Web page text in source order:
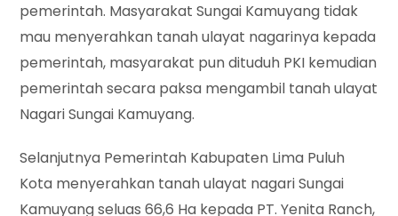
pemerintah. Masyarakat Sungai Kamuyang tidak
mau menyerahkan tanah ulayat nagarinya kepada
pemerintah, masyarakat pun dituduh PKI kemudian
pemerintah secara paksa mengambil tanah ulayat
Nagari Sungai Kamuyang.
Selanjutnya Pemerintah Kabupaten Lima Puluh
Kota menyerahkan tanah ulayat nagari Sungai
Kamuyang seluas 66,6 Ha kepada PT. Yenita Ranch,